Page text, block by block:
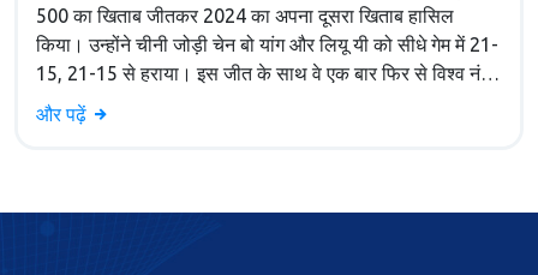
500 का खिताब जीतकर 2024 का अपना दूसरा खिताब हासिल
किया। उन्होंने चीनी जोड़ी चेन बो यांग और लियू यी को सीधे गेम में 21-
15, 21-15 से हराया। इस जीत के साथ वे एक बार फिर से विश्व नंबर
1 पर काबिज हो गए हैं।
और पढ़ें